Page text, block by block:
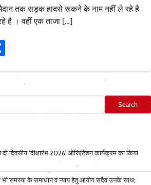
तक सड़क हादसे रूकने के नाम नहीं ले रहे है
है । वहीं एक ताजा […]
Search
दो दिवसीय ‘दीक्षारंभ 2026’ ओरिएंटेशन कार्यक्रम का किया
भी समस्या के समाधान व न्याय हेतु आयोग सदैव उनके साथ;